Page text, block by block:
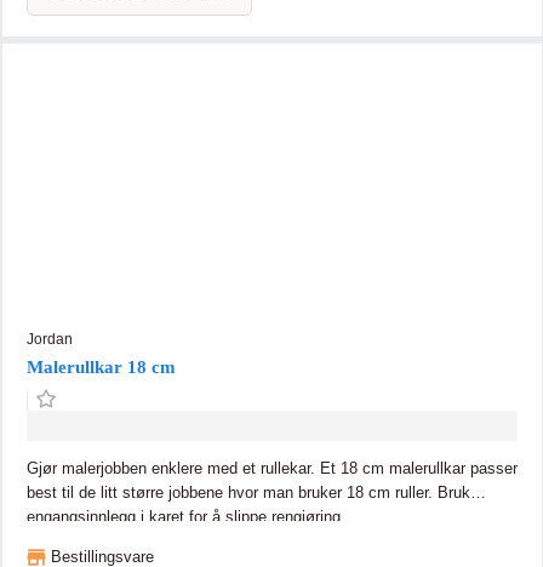
Jordan
Malerullkar 18 cm
Gjør malerjobben enklere med et rullekar. Et 18 cm malerullkar passer
best til de litt større jobbene hvor man bruker 18 cm ruller. Bruk
engangsinnlegg i karet for å slippe rengjøring.
Bestillingsvare